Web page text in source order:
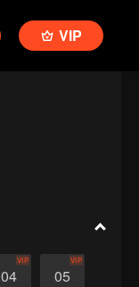
VIP
04
VIP
05
VIP